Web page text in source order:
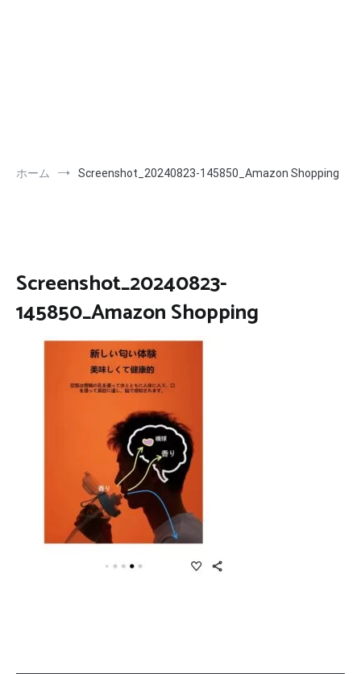
ホーム Screenshot_20240823-145850_Amazon Shopping
Screenshot_20240823-
145850_Amazon Shopping